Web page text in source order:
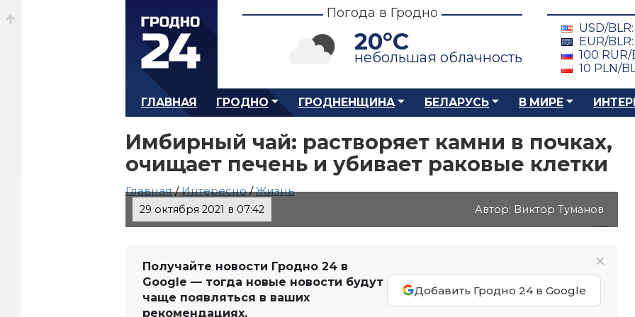
Погода в Гродно
20°C
небольшая облачность
USD/
EUR/
100
10 PLN/
ГЛАВНАЯ ГРОДНО ГРОДНЕНЩИНА БЕЛАРУСЬ В МИРЕ
Имбирный чай: растворяет камни в почках,
очищает печень и убивает раковые клетки
Главная/Интересно/Жизнь
29 октября 2021 в 07:42 Автор: Виктор Туманов
Получайте новости Гродно 24 в
Google — тогда новые новости будут
чаще появляться в ваших
рекомендациях.
Добавить Гродно 24 в Google